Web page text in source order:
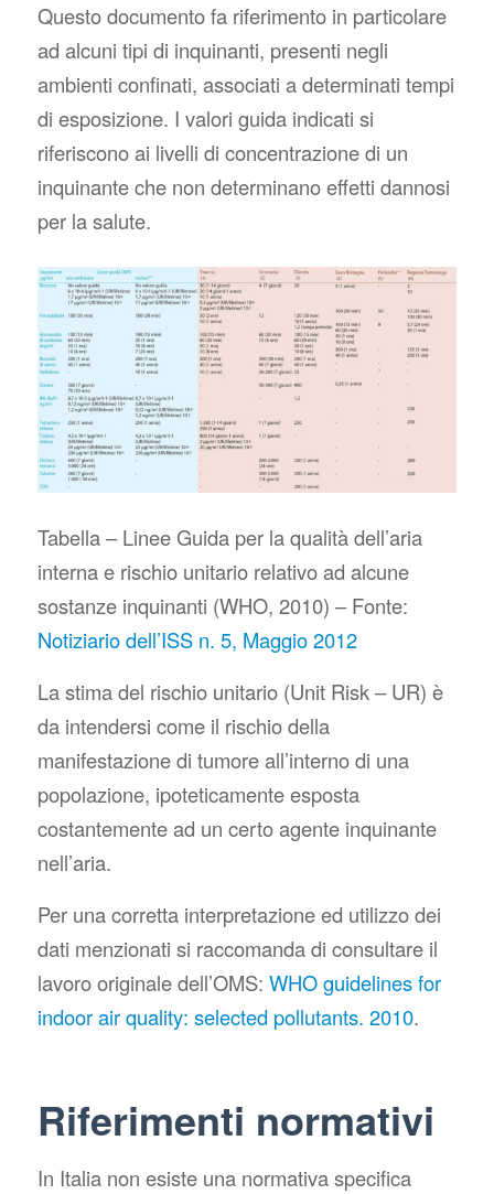
Questo documento fa riferimento in particolare
ad alcuni tipi di inquinanti, presenti negli
ambienti confinati, associati a determinati tempi
di esposizione. I valori guida indicati si
riferiscono ai livelli di concentrazione di un
inquinante che non determinano effetti dannosi
per la salute.
Tabella – Linee Guida per la qualità dell’aria
interna e rischio unitario relativo ad alcune
sostanze inquinanti (WHO, 2010) – Fonte:
Notiziario dell’ISS n. 5, Maggio 2012
La stima del rischio unitario (Unit Risk – UR) è
da intendersi come il rischio della
manifestazione di tumore all’interno di una
popolazione, ipoteticamente esposta
costantemente ad un certo agente inquinante
nell’aria.
Per una corretta interpretazione ed utilizzo dei
dati menzionati si raccomanda di consultare il
lavoro originale dell’OMS: WHO guidelines for
indoor air quality: selected pollutants. 2010.
Riferimenti normativi
In Italia non esiste una normativa specifica